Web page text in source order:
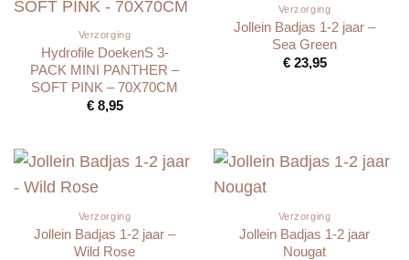
Verzorging
Hydrofile DoekenS 3-
PACK MINI PANTHER –
SOFT PINK – 70X70CM
€8,95
Verzorging
Jollein Badjas 1-2 jaar –
Sea Green
€23,95
Verzorging
Jollein Badjas 1-2 jaar –
Wild Rose
Verzorging
Jollein Badjas 1-2 jaar
Nougat